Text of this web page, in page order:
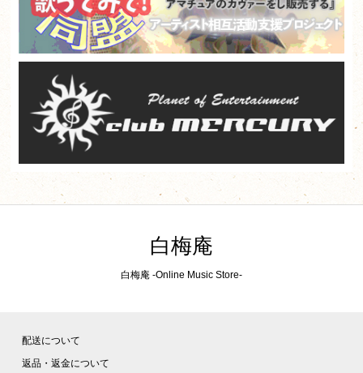
白梅庵
白梅庵 -Online Music Store-
配送について
返品・返金について